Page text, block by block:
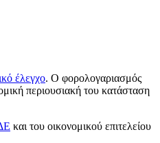
έλεγχο. Ο φορολογαριασμός
περιουσιακή του κατάσταση
και του οικονομικού επιτελείου